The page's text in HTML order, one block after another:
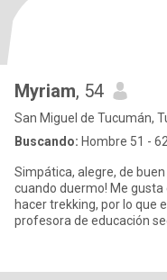
Myriam, 54
San Miguel de Tucumán,
Buscando: Hombre 51 - 62
Simpática, alegre, de
cuando duermo! Me
hacer trekking, por lo que
profesora de educación